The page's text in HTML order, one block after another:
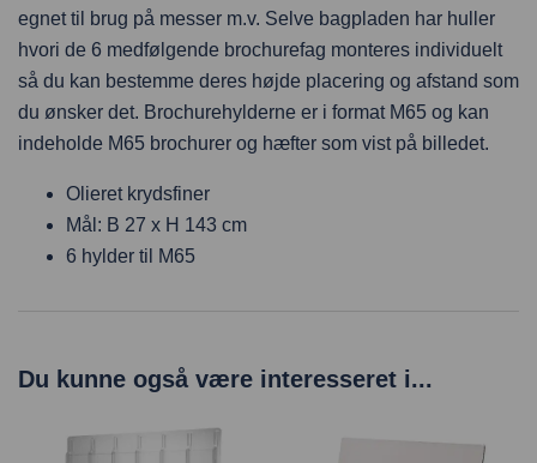
egnet til brug på messer m.v. Selve bagpladen har huller
hvori de 6 medfølgende brochurefag monteres individuelt
så du kan bestemme deres højde placering og afstand som
du ønsker det. Brochurehylderne er i format M65 og kan
indeholde M65 brochurer og hæfter som vist på billedet.
Olieret krydsfiner
Mål: B 27 x H 143 cm
6 hylder til M65
Du kunne også være interesseret i...